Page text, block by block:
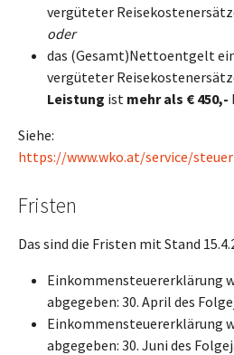
vergüteter
oder
das (Gesamt)Nettoentgelt
vergüteter
Leistung ist mehr als € 450,-
Siehe:
https://www.wko.at/service/
Fristen
Das sind die Fristen mit Stand
Einkommensteuererklärung
abgegeben: 30. April des
Einkommensteuererklärung
abgegeben: 30. Juni des